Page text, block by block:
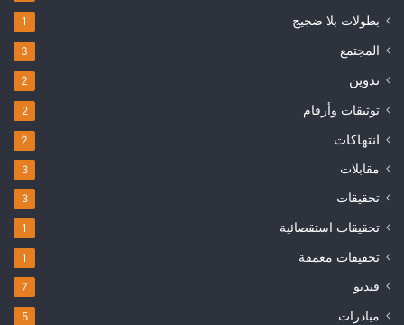
بطولات بلا ضجيج 1
المجتمع 3
تدوين 2
توثيقات وأرقام 2
انتهاكات 2
مقابلات 3
تحقيقات 3
تحقيقات استقصائية 1
تحقيقات معمقة 1
فيديو 7
مبادرات 5